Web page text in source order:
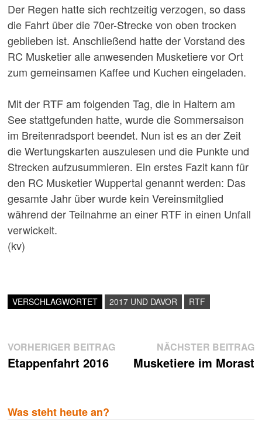
Der Regen hatte sich rechtzeitig verzogen, so dass
die Fahrt über die 70er-Strecke von oben trocken
geblieben ist. Anschließend hatte der Vorstand des
RC Musketier alle anwesenden Musketiere vor Ort
zum gemeinsamen Kaffee und Kuchen eingeladen.
Mit der RTF am folgenden Tag, die in Haltern am
See stattgefunden hatte, wurde die Sommersaison
im Breitenradsport beendet. Nun ist es an der Zeit
die Wertungskarten auszulesen und die Punkte und
Strecken aufzusummieren. Ein erstes Fazit kann für
den RC Musketier Wuppertal genannt werden: Das
gesamte Jahr über wurde kein Vereinsmitglied
während der Teilnahme an einer RTF in einen Unfall
verwickelt.
(kv)
VERSCHLAGWORTET 2017 UND DAVOR RTF
Beitragsnavigation
VORHERIGER BEITRAGVorheriger
Beitrag:
Etappenfahrt 2016
NÄCHSTER BEITRAG
Musketiere im Morast
Was steht heute an?